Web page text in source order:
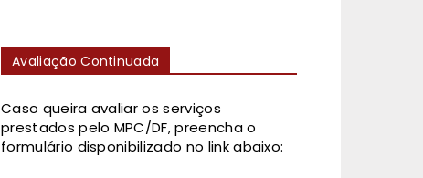
Avaliação Continuada
Caso queira avaliar os serviços
prestados pelo MPC/DF, preencha o
formulário disponibilizado no link abaixo: